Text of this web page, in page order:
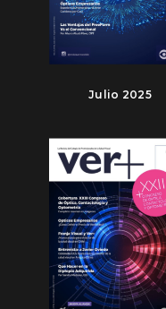
Julio 2025